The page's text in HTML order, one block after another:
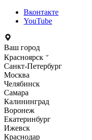
Вконтакте
YouTube
Ваш город
Красноярск
Санкт-Петербург
Москва
Челябинск
Самара
Калининград
Воронеж
Екатеринбург
Ижевск
Краснодар